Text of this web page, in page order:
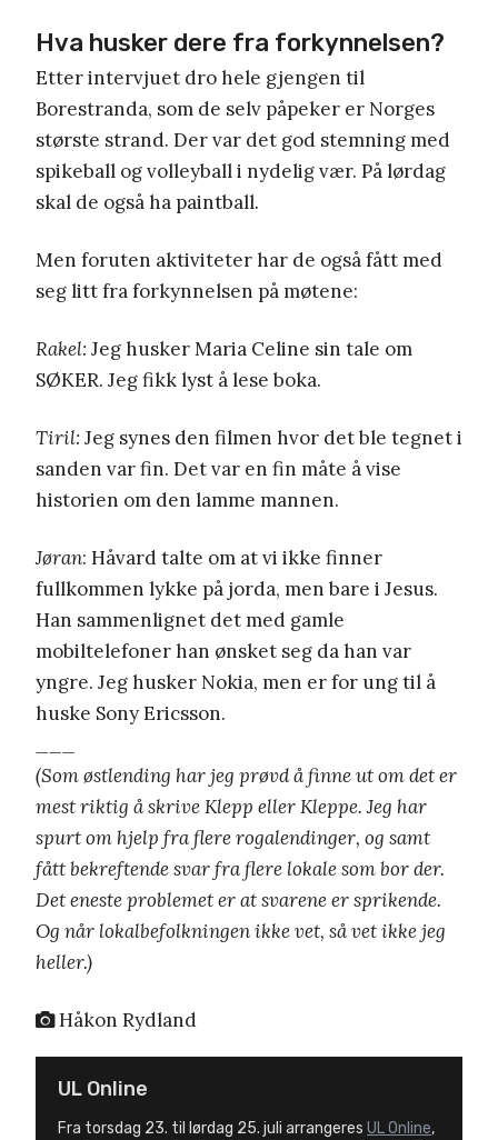
Hva husker dere fra forkynnelsen?
Etter intervjuet dro hele gjengen til
Borestranda, som de selv påpeker er Norges
største strand. Der var det god stemning med
spikeball og volleyball i nydelig vær. På lørdag
skal de også ha paintball.
Men foruten aktiviteter har de også fått med
seg litt fra forkynnelsen på møtene:
Rakel: Jeg husker Maria Celine sin tale om
SØKER. Jeg fikk lyst å lese boka.
Tiril: Jeg synes den filmen hvor det ble tegnet i
sanden var fin. Det var en fin måte å vise
historien om den lamme mannen.
Jøran: Håvard talte om at vi ikke finner
fullkommen lykke på jorda, men bare i Jesus.
Han sammenlignet det med gamle
mobiltelefoner han ønsket seg da han var
yngre. Jeg husker Nokia, men er for ung til å
huske Sony Ericsson.
(Som østlending har jeg prøvd å finne ut om det er
mest riktig å skrive Klepp eller Kleppe. Jeg har
spurt om hjelp fra flere rogalendinger, og samt
fått bekreftende svar fra flere lokale som bor der.
Det eneste problemet er at svarene er sprikende.
Og når lokalbefolkningen ikke vet, så vet ikke jeg
heller.)
Håkon Rydland
UL Online
Fra torsdag 23. til lørdag 25. juli arrangeres UL Online,